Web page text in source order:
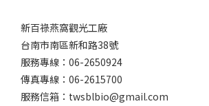
新百祿燕窩觀光工廠
台南市南區新和路38號
服務專線：06-2650924
傳真專線：06-2615700
服務信箱：twsblbio@gmail.com